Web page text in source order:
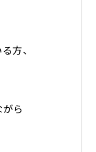
方、
ら